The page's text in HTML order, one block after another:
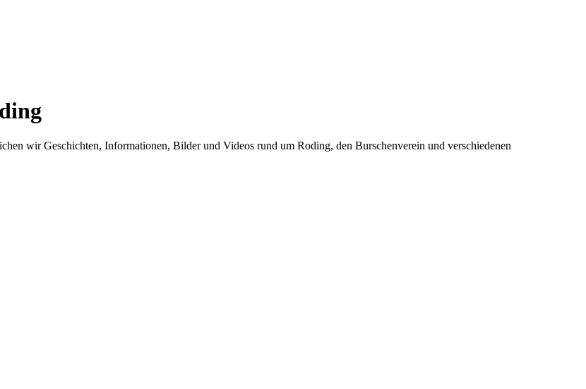
wir Geschichten, Informationen, Bilder und Videos rund um Roding, den Burschenverein und verschiedenen